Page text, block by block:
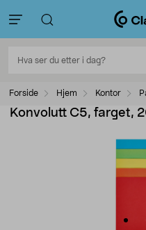
Forside Hjem Kontor
Konvolutt C5, farget,